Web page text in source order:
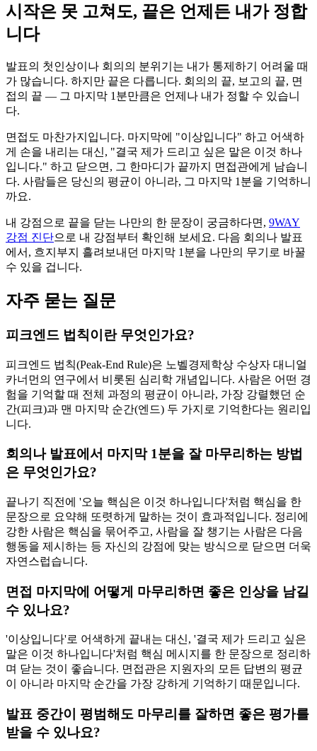
시작은 못 고쳐도, 끝은 언제든 내가 정합
니다
발표의 첫인상이나 회의의 분위기는 내가 통제하기 어려울 때
가 많습니다. 하지만 끝은 다릅니다. 회의의 끝, 보고의 끝, 면
접의 끝 — 그 마지막 1분만큼은 언제나 내가 정할 수 있습니
다.
면접도 마찬가지입니다. 마지막에 "이상입니다" 하고 어색하
게 손을 내리는 대신, "결국 제가 드리고 싶은 말은 이것 하나
입니다." 하고 닫으면, 그 한마디가 끝까지 면접관에게 남습니
다. 사람들은 당신의 평균이 아니라, 그 마지막 1분을 기억하니
까요.
내 강점으로 끝을 닫는 나만의 한 문장이 궁금하다면, 9WAY
강점 진단으로 내 강점부터 확인해 보세요. 다음 회의나 발표
에서, 흐지부지 흘려보내던 마지막 1분을 나만의 무기로 바꿀
수 있을 겁니다.
자주 묻는 질문
피크엔드 법칙이란 무엇인가요?
피크엔드 법칙(Peak-End Rule)은 노벨경제학상 수상자 대니얼
카너먼의 연구에서 비롯된 심리학 개념입니다. 사람은 어떤 경
험을 기억할 때 전체 과정의 평균이 아니라, 가장 강렬했던 순
간(피크)과 맨 마지막 순간(엔드) 두 가지로 기억한다는 원리입
니다.
회의나 발표에서 마지막 1분을 잘 마무리하는 방법
은 무엇인가요?
끝나기 직전에 '오늘 핵심은 이것 하나입니다'처럼 핵심을 한
문장으로 요약해 또렷하게 말하는 것이 효과적입니다. 정리에
강한 사람은 핵심을 묶어주고, 사람을 잘 챙기는 사람은 다음
행동을 제시하는 등 자신의 강점에 맞는 방식으로 닫으면 더욱
자연스럽습니다.
면접 마지막에 어떻게 마무리하면 좋은 인상을 남길
수 있나요?
'이상입니다'로 어색하게 끝내는 대신, '결국 제가 드리고 싶은
말은 이것 하나입니다'처럼 핵심 메시지를 한 문장으로 정리하
며 닫는 것이 좋습니다. 면접관은 지원자의 모든 답변의 평균
이 아니라 마지막 순간을 가장 강하게 기억하기 때문입니다.
발표 중간이 평범해도 마무리를 잘하면 좋은 평가를
받을 수 있나요?